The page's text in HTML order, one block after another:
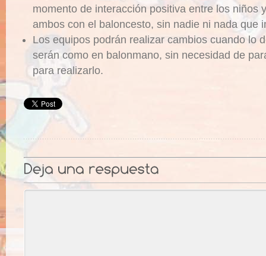
momento de interacción positiva entre los niños
ambos con el baloncesto, sin nadie ni nada que
Los equipos podrán realizar cambios cuando lo
serán como en balonmano, sin necesidad de
para realizarlo.